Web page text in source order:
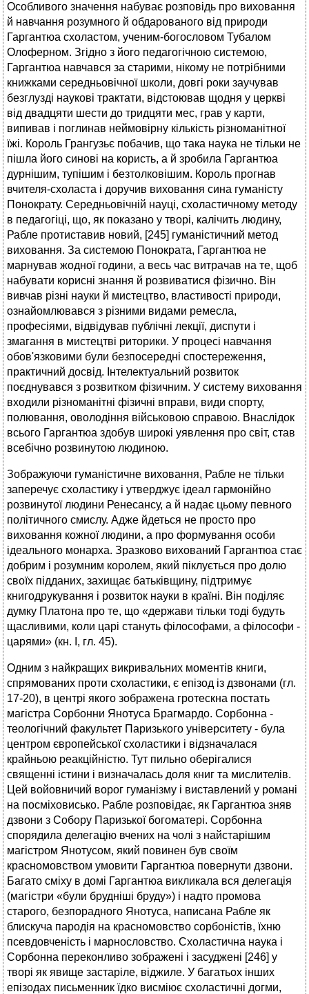
Особливого значення набуває розповідь про виховання
й навчання розумного й обдарованого від природи
Гаргантюа схоластом, ученим-богословом Тубалом
Олоферном. Згідно з його педагогічною системою,
Гаргантюа навчався за старими, нікому не потрібними
книжками середньовічної школи, довгі роки заучував
безглузді наукові трактати, відстоював щодня у церкві
від двадцяти шести до тридцяти мес, грав у карти,
випивав і поглинав неймовірну кількість різноманітної
їжі. Король Грангузьє побачив, що така наука не тільки не
пішла його синові на користь, а й зробила Гаргантюа
дурнішим, тупішим і безтолковішим. Король прогнав
вчителя-схоласта і доручив виховання сина гуманісту
Понократу. Середньовічній науці, схоластичному методу
в педагогіці, що, як показано у творі, калічить людину,
Рабле протиставив новий, [245] гуманістичний метод
виховання. За системою Понократа, Гаргантюа не
марнував жодної години, а весь час витрачав на те, щоб
набувати корисні знання й розвиватися фізично. Він
вивчав різні науки й мистецтво, властивості природи,
ознайомлювався з різними видами ремесла,
професіями, відвідував публічні лекції, диспути і
змагання в мистецтві риторики. У процесі навчання
обов'язковими були безпосередні спостереження,
практичний досвід. Інтелектуальний розвиток
поєднувався з розвитком фізичним. У систему виховання
входили різноманітні фізичні вправи, види спорту,
полювання, оволодіння військовою справою. Внаслідок
всього Гаргантюа здобув широкі уявлення про світ, став
всебічно розвинутою людиною.
Зображуючи гуманістичне виховання, Рабле не тільки
заперечує схоластику і утверджує ідеал гармонійно
розвинутої людини Ренесансу, а й надає цьому певного
політичного смислу. Адже йдеться не просто про
виховання кожної людини, а про формування особи
ідеального монарха. Зразково вихований Гаргантюа стає
добрим і розумним королем, який піклується про долю
своїх підданих, захищає батьківщину, підтримує
книгодрукування і розвиток науки в країні. Він поділяє
думку Платона про те, що «держави тільки тоді будуть
щасливими, коли царі стануть філософами, а філософи -
царями» (кн. І, гл. 45).
Одним з найкращих викривальних моментів книги,
спрямованих проти схоластики, є епізод із дзвонами (гл.
17-20), в центрі якого зображена гротескна постать
магістра Сорбонни Янотуса Брагмардо. Сорбонна -
теологічний факультет Паризького університету - була
центром європейської схоластики і відзначалася
крайньою реакційністю. Тут пильно оберігалися
священні істини і визначалась доля книг та мислителів.
Цей войовничий ворог гуманізму і виставлений у романі
на посміховисько. Рабле розповідає, як Гаргантюа зняв
дзвони з Собору Паризької богоматері. Сорбонна
спорядила делегацію вчених на чолі з найстарішим
магістром Янотусом, який повинен був своїм
красномовством умовити Гаргантюа повернути дзвони.
Багато сміху в домі Гаргантюа викликала вся делегація
(магістри «були брудніші бруду») і надто промова
старого, безпорадного Янотуса, написана Рабле як
блискуча пародія на красномовство сорбоністів, їхню
псевдовченість і марнословство. Схоластична наука і
Сорбонна переконливо зображені і засуджені [246] у
творі як явище застаріле, віджиле. У багатьох інших
епізодах письменник їдко висміює схоластичні догми,